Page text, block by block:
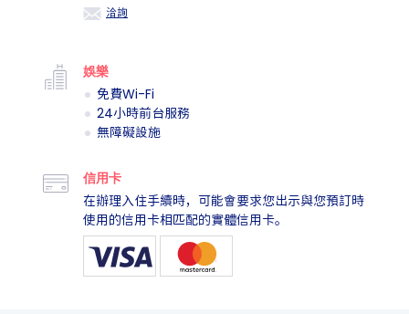
洽詢
娛樂
免費Wi-Fi
24小時前台服務
無障礙設施
信用卡
在辦理入住手續時，可能會要求您出示與您預訂時
使用的信用卡相匹配的實體信用卡。